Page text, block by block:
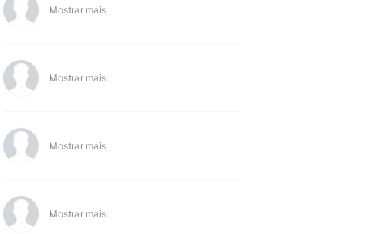
Mostrar mais
Mostrar mais
Mostrar mais
Mostrar mais